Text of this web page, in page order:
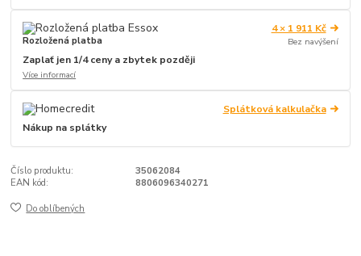
Rozložená platba
4 × 1 911 Kč
Bez navýšení
Zaplať jen 1/4 ceny a zbytek později
Více informací
Splátková kalkulačka
Nákup na splátky
Číslo produktu:
35062084
EAN kód:
8806096340271
Do oblíbených